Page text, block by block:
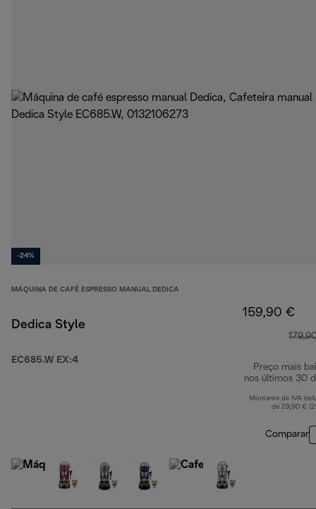
-24%
MÁQUINA DE CAFÉ ESPRESSO MANUAL DEDICA
Dedica Style
EC685.W EX:4
159,90 €
Preço mais
nos últimos 30
Montante de IVA
de 29,90 €
Comparar